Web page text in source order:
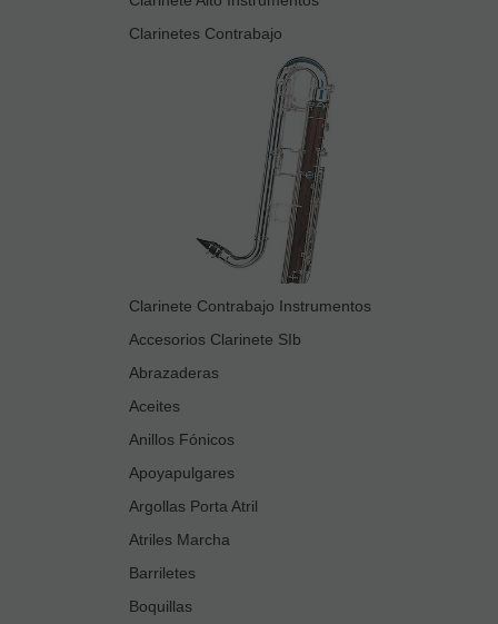
Clarinetes Contrabajo
Clarinete Contrabajo Instrumentos
Accesorios Clarinete SIb
Abrazaderas
Aceites
Anillos Fónicos
Apoyapulgares
Argollas Porta Atril
Atriles Marcha
Barriletes
Boquillas